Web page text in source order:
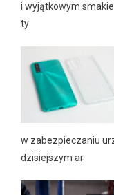
i wyjątkowym
ty
w zabezpieczaniu
dzisiejszym ar